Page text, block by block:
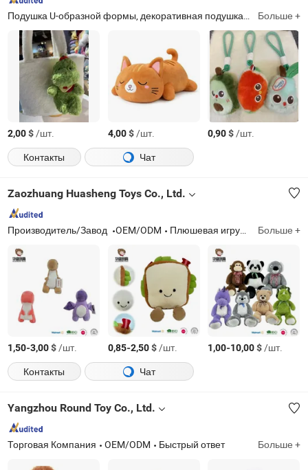
Подушка U-образной формы, декоративная подушка, мягкие игрушки, подушка, маска для глаз Больше +
2,00$/шт. 4,00$/шт. 0,90$/шт.
Контакты
Чат
Zaozhuang Huasheng Toys Co., Ltd.
Производитель/Завод OEM/ODM Плюшевая игрушка, мягкие животные, мягкая игрушка, подушка и подушка, игрушка для домашних животных, рукоделие Больше +
1,50-3,00$/шт. 0,85-2,50$/шт. 1,00-10,00$/шт.
Контакты
Чат
Yangzhou Round Toy Co., Ltd.
Торговая Компания OEM/ODM Быстрый ответ Больше +